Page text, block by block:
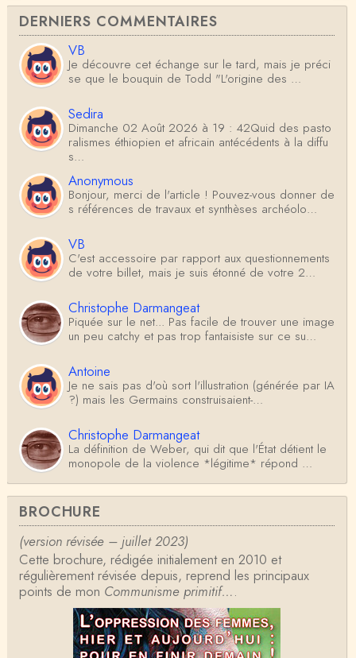
DERNIERS COMMENTAIRES
VB
Je découvre cet échange sur le tard, mais je préci
se que le bouquin de Todd "L'origine des …
Sedira
Dimanche 02 Août 2026 à 19 : 42Quid des pasto
ralismes éthiopien et africain antécédents à la diffu
s…
Anonymous
Bonjour, merci de l'article ! Pouvez-vous donner de
s références de travaux et synthèses archéolo…
VB
C'est accessoire par rapport aux questionnements
de votre billet, mais je suis étonné de votre 2…
Christophe Darmangeat
Piquée sur le net... Pas facile de trouver une image
un peu catchy et pas trop fantaisiste sur ce su…
Antoine
Je ne sais pas d'où sort l'illustration (générée par IA
?) mais les Germains construisaient-…
Christophe Darmangeat
La définition de Weber, qui dit que l'État détient le
monopole de la violence *légitime* répond …
Anonymous
Formidable et complexe sujet ; l'ancien professeur
d'histoire que je suis, Alsacien de surcr…
Tangui Przybylowski
Concernant Fustel de Coulanges, j'ai le souvenir
d'avoir lu, il y a près de 10 ans, un autre…
Jean-Paul Demoule
L'Etat ayant donc le monopole de la violence légiti
me, comment interpréter la situation états-un…
BROCHURE
(version révisée – juillet 2023)
Cette brochure, rédigée initialement en 2010 et
régulièrement révisée depuis, reprend les principaux
points de mon Communisme primitif….